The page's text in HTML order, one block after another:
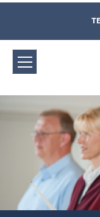
Nordrhein-
Direkt zum Inhalt
Leichte
und